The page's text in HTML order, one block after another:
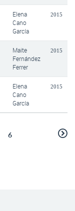
Elena
Cano
García
2015
Maite
Fernández
Ferrer
2015
Elena
Cano
García
2015
6